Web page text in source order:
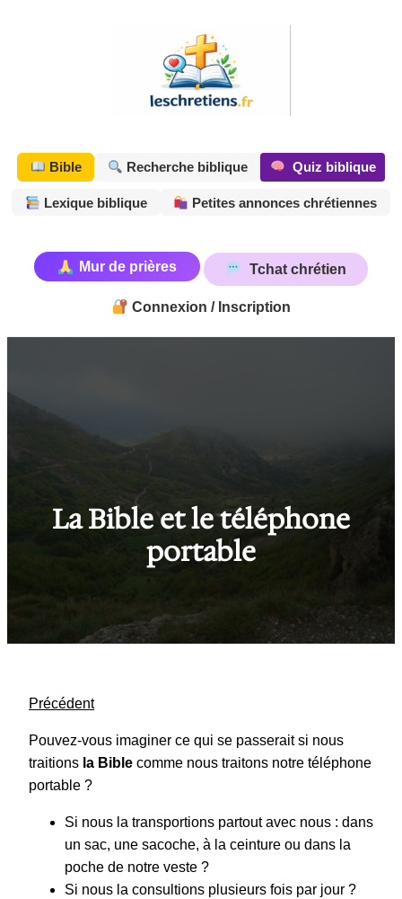
Bible Recherche biblique Quiz biblique
Lexique biblique Petites annonces chrétiennes
Mur de prières Tchat chrétien
Connexion / Inscription
La Bible et le téléphone
portable
Précédent
Pouvez-vous imaginer ce qui se passerait si nous
traitions la Bible comme nous traitons notre téléphone
portable ?
Si nous la transportions partout avec nous : dans
un sac, une sacoche, à la ceinture ou dans la
poche de notre veste ?
Si nous la consultions plusieurs fois par jour ?